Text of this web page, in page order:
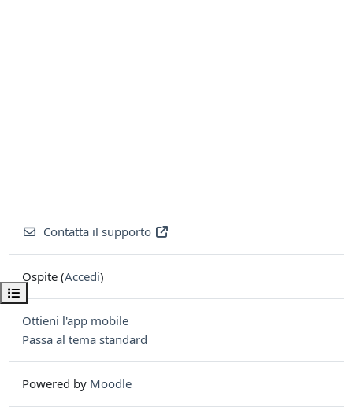
Apri indice del corso
Contatta il supporto
Ospite (Accedi)
Ottieni l'app mobile
Passa al tema standard
Powered by Moodle